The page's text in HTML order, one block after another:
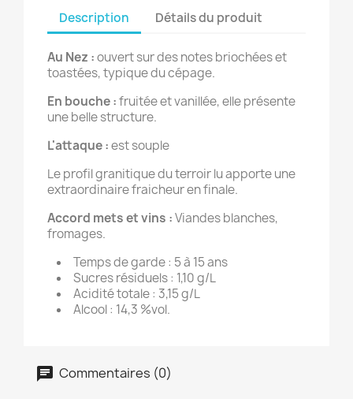
Description Détails du produit
Au Nez :ouvert sur des notes briochées et
toastées, typique du cépage.
En bouche :fruitée et vanillée, elle présente
une belle structure.
L'attaque :est souple
Le profil granitique du terroir lu apporte une
extraordinaire fraicheur en finale.
Accord mets et vins :Viandes blanches,
fromages.
Temps de garde : 5 à 15 ans
Sucres résiduels : 1,10 g/L
Acidité totale : 3,15 g/L
Alcool : 14,3 %vol.
Commentaires (0)